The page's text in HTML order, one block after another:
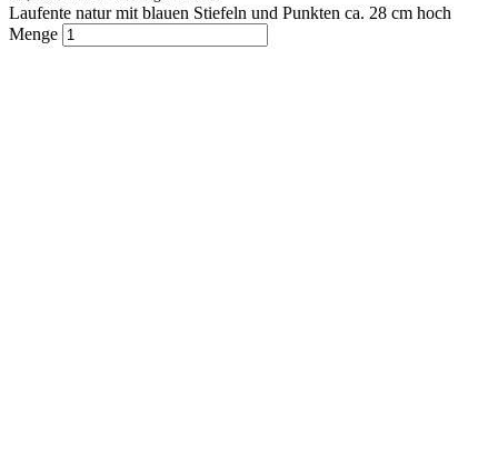
Laufente natur mit blauen Stiefeln und Punkten ca. 28 cm hoch
Menge